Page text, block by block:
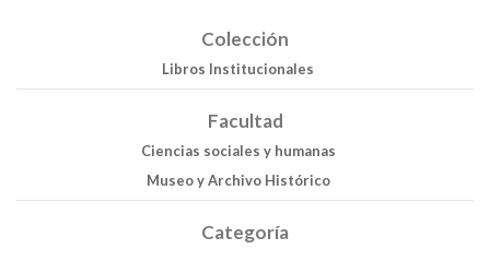
Colección
Libros Institucionales
Facultad
Ciencias sociales y humanas
Museo y Archivo Histórico
Categoría